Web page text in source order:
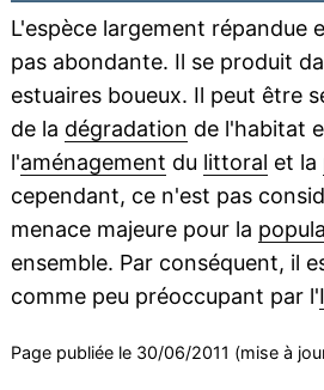
L'espèce largement répandue
pas abondante. Il se produit
estuaires boueux. Il peut être
de la dégradation de l'habitat
l'aménagement du littoral et la
cependant, ce n'est pas
menace majeure pour la
ensemble. Par conséquent, il
comme peu préoccupant par l'
Page publiée le 30/06/2011 (mise à